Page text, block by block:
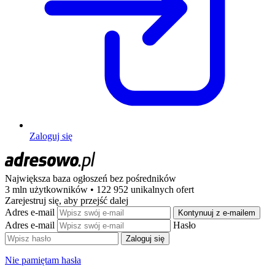
Zaloguj się
Największa baza ogłoszeń bez pośredników
3 mln użytkowników • 122 952 unikalnych ofert
Zarejestruj się, aby przejść dalej
Adres e-mail
Kontynuuj z e-mailem
Adres e-mail Hasło
Zaloguj się
Nie pamiętam hasła